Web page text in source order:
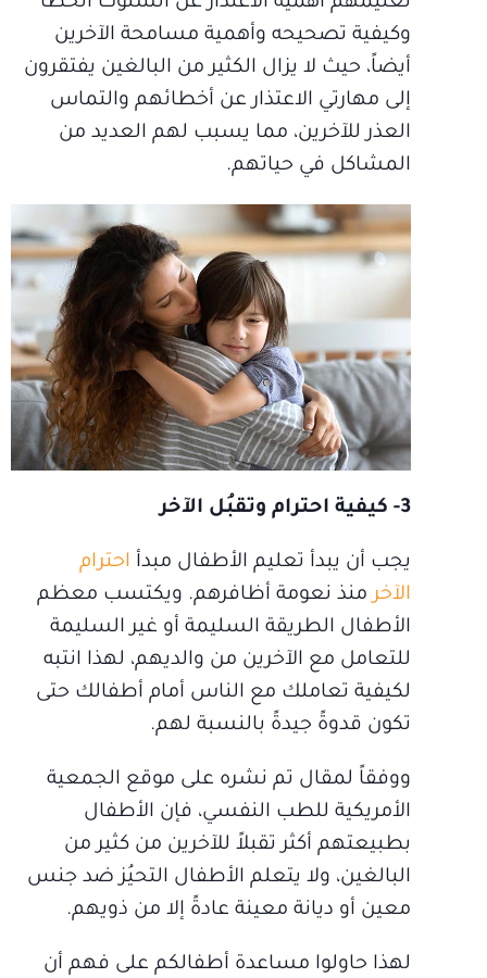
وكيفية تصحيحه وأهمية مسامحة الآخرين
أيضاً، حيث لا يزال الكثير من البالغين يفتقرون
إلى مهارتي الاعتذار عن أخطائهم والتماس
العذر للآخرين، مما يسبب لهم العديد من
المشاكل في حياتهم.
3- كيفية احترام وتقبُل الآخر
يجب أن يبدأ تعليم الأطفال مبدأ احترام
الآخرمنذ نعومة أظافرهم. ويكتسب معظم
الأطفال الطريقة السليمة أو غير السليمة
للتعامل مع الآخرين من والديهم، لهذا انتبه
لكيفية تعاملك مع الناس أمام أطفالك حتى
تكون قدوةً جيدةً بالنسبة لهم.
ووفقاً لمقال تم نشره على موقع الجمعية
الأمريكية للطب النفسي، فإن الأطفال
بطبيعتهم أكثر تقبلاً للآخرين من كثير من
البالغين، ولا يتعلم الأطفال التحيُز ضد جنس
معين أو ديانة معينة عادةً إلا من ذويهم.
لهذا حاولوا مساعدة أطفالكم على فهم أن